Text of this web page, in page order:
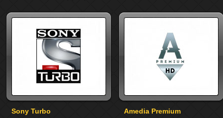
Sony Turbo Amedia Premium